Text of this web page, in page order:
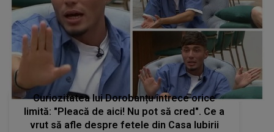
Curiozitatea lui Dorobanțu întrece orice
limită: "Pleacă de aici! Nu pot să cred". Ce a
vrut să afle despre fetele din Casa Iubirii